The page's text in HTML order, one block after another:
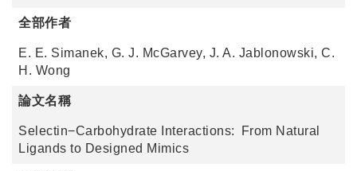
全部作者
E. E. Simanek, G. J. McGarvey, J. A. Jablonowski, C.
H. Wong
論文名稱
Selectin−Carbohydrate Interactions: From Natural
Ligands to Designed Mimics